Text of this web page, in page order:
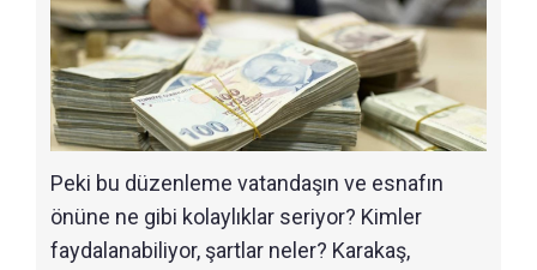
Peki bu düzenleme vatandaşın ve esnafın
önüne ne gibi kolaylıklar seriyor? Kimler
faydalanabiliyor, şartlar neler? Karakaş,